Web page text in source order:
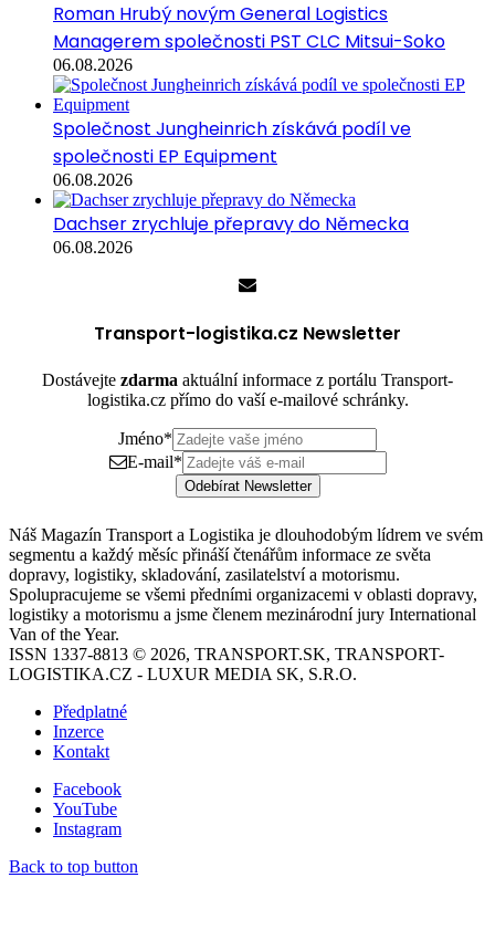
Roman Hrubý novým General Logistics
Managerem společnosti PST CLC Mitsui-Soko
06.08.2026
Společnost Jungheinrich získává podíl ve
společnosti EP Equipment
06.08.2026
Dachser zrychluje přepravy do Německa
06.08.2026
Transport-logistika.cz Newsletter
Dostávejte zdarma aktuální informace z portálu Transport-
logistika.cz přímo do vaší e-mailové schránky.
Jméno*
E-mail*
Odebírat Newsletter
Náš Magazín Transport a Logistika je dlouhodobým lídrem ve svém
segmentu a každý měsíc přináší čtenářům informace ze světa
dopravy, logistiky, skladování, zasilatelství a motorismu.
Spolupracujeme se všemi předními organizacemi v oblasti dopravy,
logistiky a motorismu a jsme členem mezinárodní jury International
Van of the Year.
ISSN 1337-8813 © 2026, TRANSPORT.SK, TRANSPORT-
LOGISTIKA.CZ - LUXUR MEDIA SK, S.R.O.
Předplatné
Inzerce
Kontakt
Facebook
YouTube
Instagram
Back to top button